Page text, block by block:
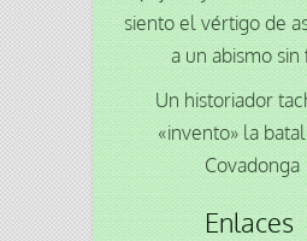
siento el vértigo de
a un abismo sin
Un historiador
«invento» la
Covadonga
Enlaces